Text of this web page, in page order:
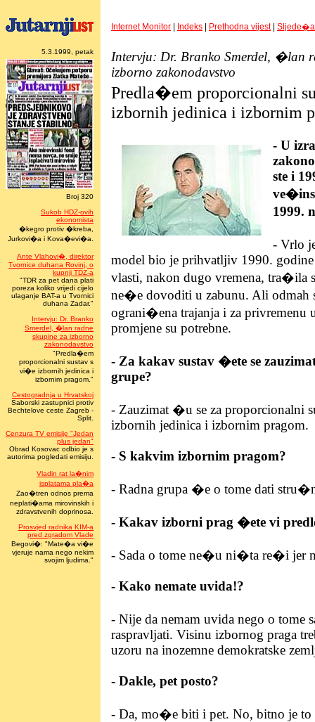
5.3.1999, petak
Broj 320
Sukob HDZ-ovih
ekonomista
�kegro protiv �kreba,
Jurkovi�a i Kova�evi�a.
Ante Vlahovi�, direktor
Tvornice duhana Rovinj, o
kupnji TDZ-a
"TDR za pet dana plati
poreza koliko vrijedi cijelo
ulaganje BAT-a u Tvornici
duhana Zadar."
Intervju: Dr. Branko
Smerdel, �lan radne
skupine za izborno
zakonodavstvo
"Predla�em
proporcionalni sustav s
vi�e izbornih jedinica i
izbornim pragom."
Cestogradnja u Hrvatskoj
Saborski zastupnici protiv
Bechtelove ceste Zagreb -
Split.
Cenzura TV emisije "Jedan
plus jedan"
Obrad Kosovac odbio je s
autorima pogledati emisiju.
Vladin rat la�nim
isplatama pla�a
Zao�tren odnos prema
neplati�ama mirovinskih i
zdravstvenih doprinosa.
Prosvjed radnika KIM-a
pred zgradom Vlade
Begovi�: "Mate�a vi�e
vjeruje nama nego nekim
svojim ljudima."
Internet Monitor | Indeks | Prethodna vijest| Sljede�a
Intervju: Dr. Branko Smerdel, �lan
izborno zakonodavstvo
Predla�em proporcionalni
izbornih jedinica i izbornim
- U
ste i
1999.
- Vrlo
model bio je prihvatljiv 1990. godine
vlasti, nakon dugo vremena, tra�ila
ne�e dovoditi u zabunu. Ali odmah
ograni�ena trajanja i za privremenu
promjene su potrebne.
- Za kakav sustav �ete se
grupe?
- Zauzimat �u se za
izbornih jedinica i izbornim pragom.
- S kakvim izbornim pragom?
- Radna grupa �e o tome dati
- Kakav izborni prag �ete vi
- Sada o tome ne�u ni�ta re�i jer
- Kako nemate uvida!?
- Nije da nemam uvida nego o tome
raspravljati. Visinu izbornog praga
uzoru na inozemne demokratske
- Dakle, pet posto?
- Da, mo�e biti i pet. No, bitno je to